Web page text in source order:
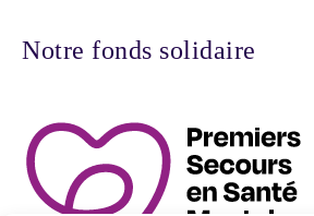
Notre fonds solidaire